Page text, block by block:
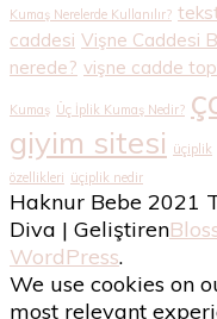
Kumaş Nerelerde Kullanılır?
caddesi Vişne Caddesi
nerede? vişne cadde
Kumaş Üç İplik Kumaş Nedir?
giyim sitesi üçiplik
özellikleri üçiplik nedir
Haknur Bebe 2021
Diva | Geliştiren
WordPress.
We use cookies on
most relevant